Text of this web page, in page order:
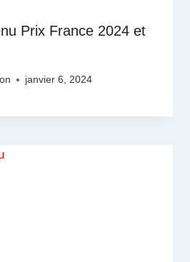
Prix France 2024 et
janvier 6, 2024